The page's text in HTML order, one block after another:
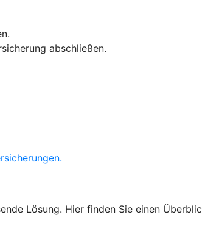
abschließen.
Lösung. Hier finden Sie einen